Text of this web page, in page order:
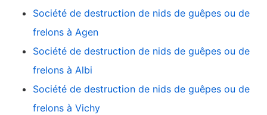
Société de destruction de nids de guêpes ou de
frelons à Agen
Société de destruction de nids de guêpes ou de
frelons à Albi
Société de destruction de nids de guêpes ou de
frelons à Vichy